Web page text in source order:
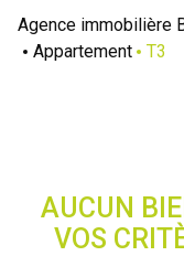
locations
annuelles
contact
Agence immobilière
Appartement
T3
AUCUN
VOS